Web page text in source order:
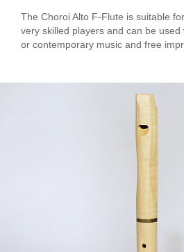
The Choroi Alto F-Flute is suitable
very skilled players and can be
or contemporary music and free